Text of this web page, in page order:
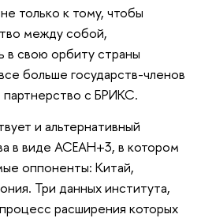
только к тому, чтобы
между собой,
в свою орбиту страны
больше государств-членов
с БРИКС.
и альтернативный
в виде АСЕАН+3, в котором
оппоненты: Китай,
Три данных института,
расширения которых